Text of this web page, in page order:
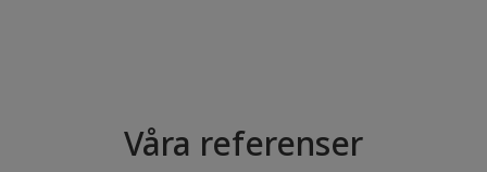
Våra referenser